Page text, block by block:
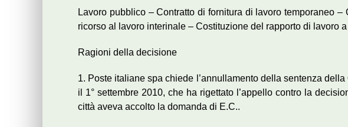
Lavoro pubblico – Contratto di fornitura di lavoro temporaneo
ricorso al lavoro interinale – Costituzione del rapporto di lavoro
Ragioni della decisione
1. Poste italiane spa chiede l’annullamento della sentenza
il 1° settembre 2010, che ha rigettato l’appello contro la
città aveva accolto la domanda di E.C..